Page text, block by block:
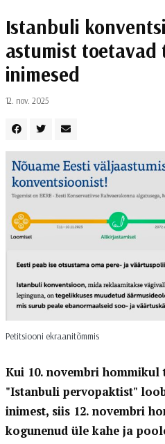
Istanbuli
astumist toetavad
inimesed
12. nov. 2025
Petitsiooni ekraanitõmmis
Kui 10. novembri hommikul
"Istanbuli pervopaktist"
inimest, siis 12. novembri
kogunenud üle kahe ja